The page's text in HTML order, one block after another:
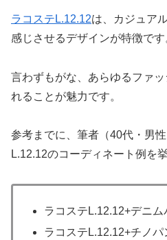
ラコステL.12.12は、カジュア
感じさせるデザインが特徴です
言わずもがな、あらゆるファ
れることが魅力です。
参考までに、筆者（40代・男
L.12.12のコーディネート例を
ラコステL.12.12+デニム
ラコステL.12.12+チノパ